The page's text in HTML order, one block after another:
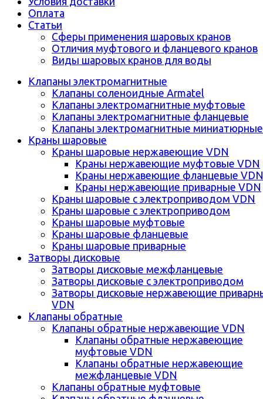
Оплата
Статьи
Сферы применения шаровых кранов
Отличия муфтового и фланцевого кранов
Виды шаровых кранов для воды
Клапаны электромагнитные
Клапаны соленоидные Armatel
Клапаны электромагнитные муфтовые
Клапаны электромагнитные фланцевые
Клапаны электромагнитные миниатюрные
Краны шаровые
Краны шаровые нержавеющие VDN
Краны нержавеющие муфтовые VDN
Краны нержавеющие фланцевые VDN
Краны нержавеющие приварные VDN
Краны шаровые с электроприводом VDN
Краны шаровые с электроприводом
Краны шаровые муфтовые
Краны шаровые фланцевые
Краны шаровые приварные
Затворы дисковые
Затворы дисковые межфланцевые
Затворы дисковые с электроприводом
Затворы дисковые нержавеющие
VDN
Клапаны обратные
Клапаны обратные нержавеющие VDN
Клапаны обратные нержавеющие
муфтовые VDN
Клапаны обратные нержавеющие
межфланцевые VDN
Клапаны обратные муфтовые